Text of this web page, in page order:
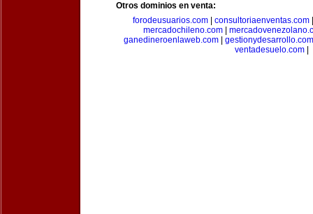
Otros dominios en venta:
forodeusuarios.com
consultoriaenventas.com
mercadochileno.com
ganedineroenlaweb.com
gestionydesarrollo.com
ventadesuelo.com